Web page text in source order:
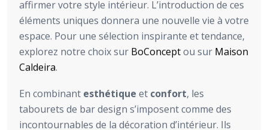
affirmer votre style intérieur. L’introduction de ces
éléments uniques donnera une nouvelle vie à votre
espace. Pour une sélection inspirante et tendance,
explorez notre choix sur BoConceptou sur Maison
Caldeira.
En combinant esthétique et confort, les
tabourets de bar design s’imposent comme des
incontournables de la décoration d’intérieur. Ils